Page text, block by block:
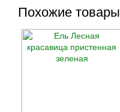
Похожие товары